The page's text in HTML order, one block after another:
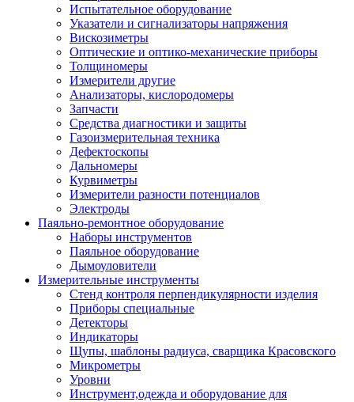
Испытательное оборудование
Указатели и сигнализаторы напряжения
Вискозиметры
Оптические и оптико-механические приборы
Толщиномеры
Измерители другие
Анализаторы, кислородомеры
Запчасти
Средства диагностики и защиты
Газоизмерительная техника
Дефектоскопы
Дальномеры
Курвиметры
Измерители разности потенциалов
Электроды
Паяльно-ремонтное оборудование
Наборы инструментов
Паяльное оборудование
Дымоуловители
Измерительные инструменты
Стенд контроля перпендикулярности изделия
Приборы специальные
Детекторы
Индикаторы
Щупы, шаблоны радиуса, сварщика Красовского
Микрометры
Уровни
Инструмент,одежда и оборудование для